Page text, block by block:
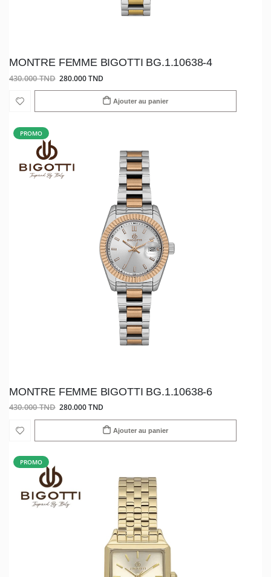
MONTRE FEMME BIGOTTI BG.1.10638-4
430.000 TND 280.000 TND
Ajouter au panier
PROMO
MONTRE FEMME BIGOTTI BG.1.10638-6
430.000 TND 280.000 TND
Ajouter au panier
PROMO